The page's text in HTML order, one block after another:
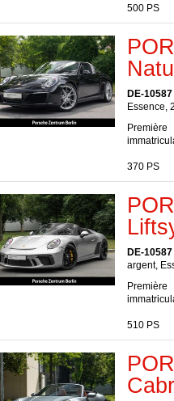
500 PS
DE-
Essence,
Première
370 PS
DE-
argent,
Première
510 PS